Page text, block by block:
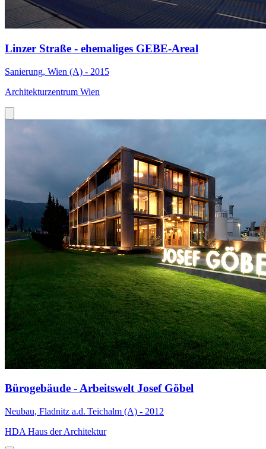
Linzer Straße - ehemaliges GEBE-Areal
Sanierung, Wien (A) - 2015
Architekturzentrum Wien
Bürogebäude - Arbeitswelt Josef Göbel
Neubau, Fladnitz a.d. Teichalm (A) - 2012
HDA Haus der Architektur